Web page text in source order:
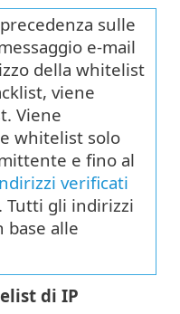
sulle
e-mail
della whitelist
viene
Viene
whitelist solo
e fino al
verificati
. Tutti gli indirizzi
alle
di IP